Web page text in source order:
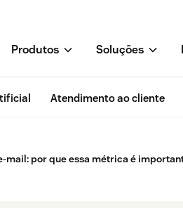
Produtos Soluções
Atendimento ao cliente
mail: por que essa métrica é